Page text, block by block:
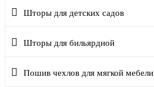
Шторы для детских садов
Шторы для бильярдной
Пошив чехлов для мягкой мебели